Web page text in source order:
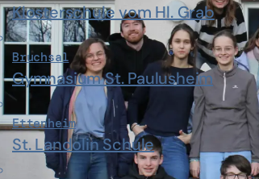
Klosterschule vom Hl. Grab
Bruchsal
Gymnasium St. Paulusheim
Ettenheim
St. Landolin Schule